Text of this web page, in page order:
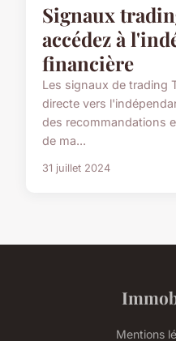
Signaux
accédez à
financière
Les signaux de trading
directe vers
des recommandations
de ma...
31 juillet 2024
Mentions